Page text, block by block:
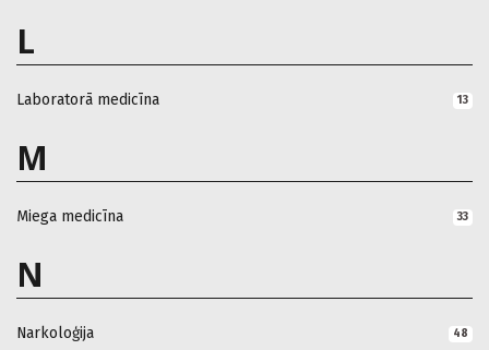
L
Laboratorā medicīna 13
M
Miega medicīna 33
N
Narkoloģija 48